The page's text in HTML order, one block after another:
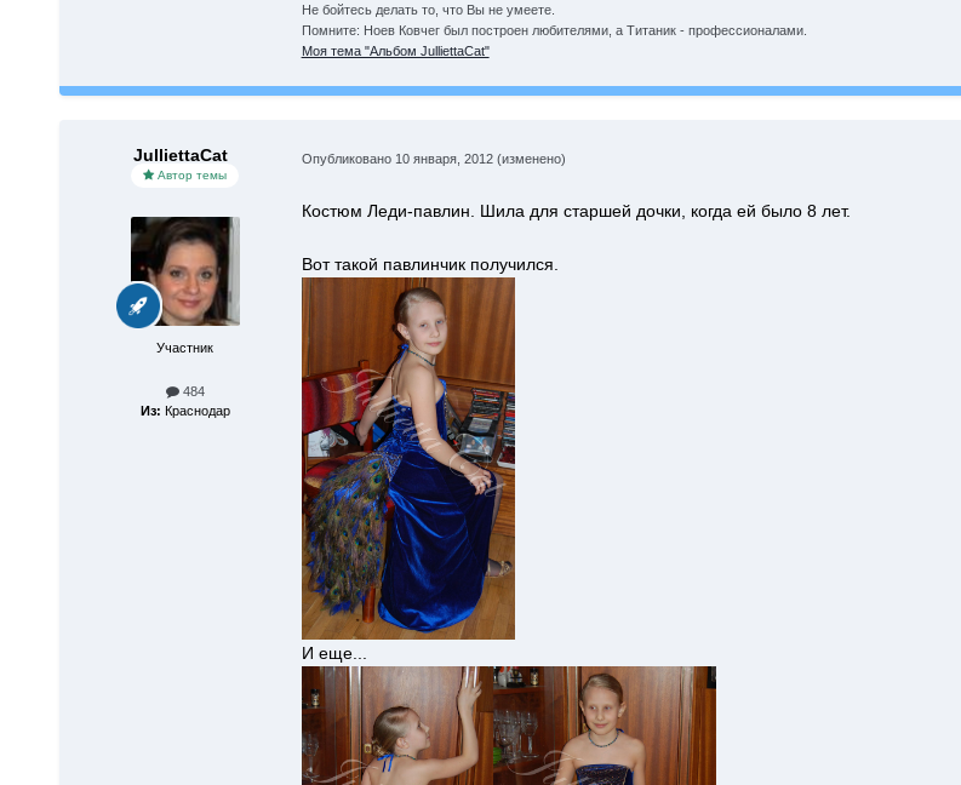
Не бойтесь делать то, что Вы не умеете.
Помните: Ноев Ковчег был построен любителями, а Титаник - профессионалами.
Моя тема "Альбом JulliettaCat"
JulliettaCat
Автор темы
Участник
484
Из: Краснодар
Опубликовано 10 января, 2012 (изменено)
Костюм Леди-павлин. Шила для старшей дочки, когда ей было 8 лет.
Вот такой павлинчик получился.
И еще...